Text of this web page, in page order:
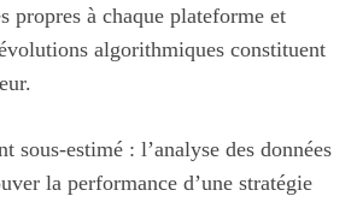
propres à chaque plateforme et
algorithmiques constituent
sous-estimé : l’analyse des données
la performance d’une stratégie